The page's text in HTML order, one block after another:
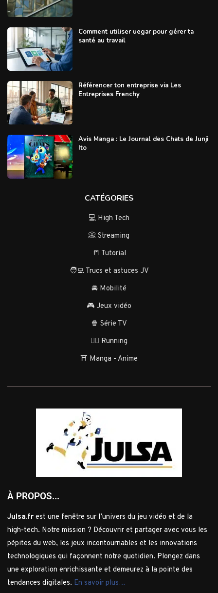
Comment utiliser uegar pour gérer ta
santé au travail
Référencer ton entreprise via Les
Entreprises Frenchy
Avis Manga : Le Journal des Chats de Junji
Ito
CATÉGORIES
💻 High Tech
📀 Streaming
📒 Tutorial
🧑‍💻 Trucs et astuces JV
🚘 Mobilité
🎮 Jeux vidéo
🍿 Série TV
🏃‍♂️ Running
⛩️ Manga - Anime
À PROPOS...
Julsa.fr est une fenêtre sur l’univers du jeu vidéo et de la
high-tech. Notre mission ? Découvrir et partager avec vous les
pépites du web, les jeux incontournables et les innovations
technologiques qui façonnent notre quotidien. Plongez dans
une exploration enrichissante et demeurez à la pointe des
tendances digitales. En savoir plus…